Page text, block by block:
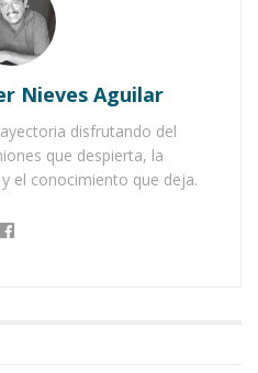
Nieves Aguilar
disfrutando del
que despierta, la
el conocimiento que deja.